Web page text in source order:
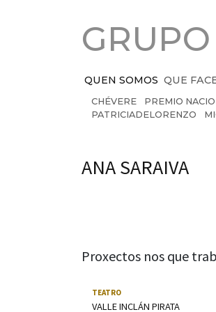
GRUPO
QUEN SOMOS
CHÉVERE PREMIO
PATRICIADELORENZO
QUE
PersonsANA SARAIVA
Proxectos nos que
Usa as teclas frecha
TEATRO
VALLE INCLÁN PIRATA